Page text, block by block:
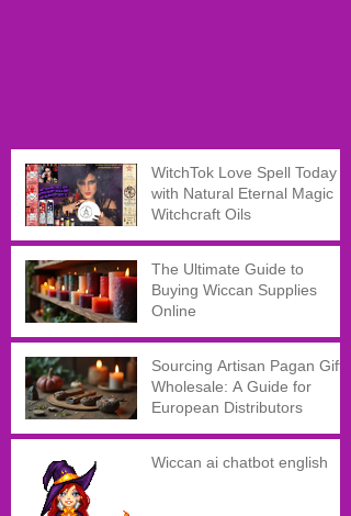
WitchTok Love Spell Today
with Natural Eternal Magic
Witchcraft Oils
The Ultimate Guide to
Buying Wiccan Supplies
Online
Sourcing Artisan Pagan Gifts
Wholesale: A Guide for
European Distributors
Wiccan ai chatbot english